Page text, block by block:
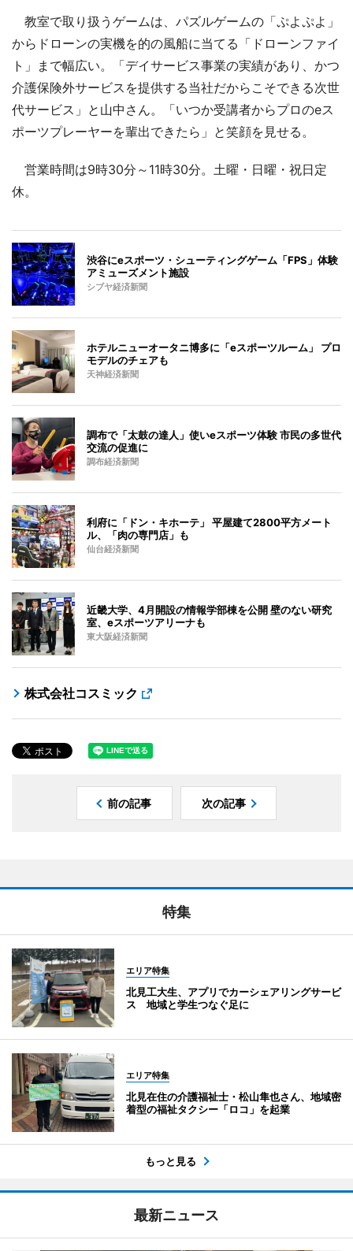
教室で取り扱うゲームは、パズルゲームの「ぷよぷよ」
からドローンの実機を的の風船に当てる「ドローンファイ
ト」まで幅広い。「デイサービス事業の実績があり、かつ
介護保険外サービスを提供する当社だからこそできる次世
代サービス」と山中さん。「いつか受講者からプロのeス
ポーツプレーヤーを輩出できたら」と笑顔を見せる。
営業時間は9時30分～11時30分。土曜・日曜・祝日定
休。
渋谷にeスポーツ・シューティングゲーム「FPS」体験
アミューズメント施設
シブヤ経済新聞
ホテルニューオータニ博多に「eスポーツルーム」 プロ
モデルのチェアも
天神経済新聞
調布で「太鼓の達人」使いeスポーツ体験 市民の多世代
交流の促進に
調布経済新聞
利府に「ドン・キホーテ」 平屋建て2800平方メート
ル、「肉の専門店」も
仙台経済新聞
近畿大学、4月開設の情報学部棟を公開 壁のない研究
室、eスポーツアリーナも
東大阪経済新聞
株式会社コスミック
前の記事 次の記事
特集
エリア特集
北見工大生、アプリでカーシェアリングサービ
ス 地域と学生つなぐ足に
エリア特集
北見在住の介護福祉士・松山隼也さん、地域密
着型の福祉タクシー「ロコ」を起業
もっと見る
最新ニュース